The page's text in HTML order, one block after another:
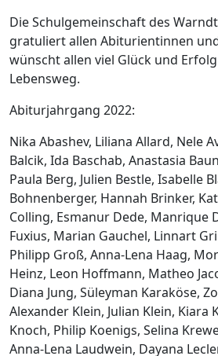
Die Schulgemeinschaft des
gratuliert allen Abiturientinnen
wünscht allen viel Glück und
Lebensweg.
Abiturjahrgang 2022:
Nika Abashev, Liliana Allard, Nele
Balcik, Ida Baschab, Anastasia
Paula Berg, Julien Bestle, Isabelle
Bohnenberger, Hannah Brinker,
Colling, Esmanur Dede, Manrique
Fuxius, Marian Gauchel, Linnart
Philipp Groß, Anna-Lena Haag,
Heinz, Leon Hoffmann, Matheo
Diana Jung, Süleyman Karaköse,
Alexander Klein, Julian Klein, Kiara
Knoch, Philip Koenigs, Selina
Anna-Lena Laudwein, Dayana